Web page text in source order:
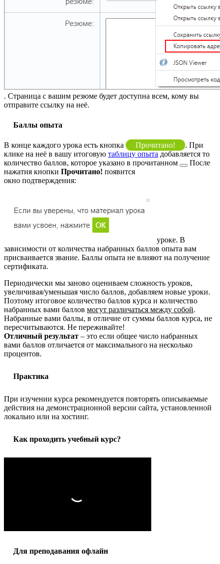
. Страница с вашим резюме будет доступна всем, кому вы
отправите ссылку на неё.
Баллы опыта
В конце каждого урока есть кнопка Прочитано!
. При
клике на неё в вашу итоговую таблицу опыта добавляется то
количество баллов, которое указано в прочитанном
После
нажатия кнопки Прочитано! появится
окно подтверждения:
уроке. В
зависимости от количества набранных баллов опыта вам
присваивается звание. Баллы опыта не влияют на получение
сертификата.
Периодически мы заново оцениваем сложность уроков,
увеличивая/уменьшая число баллов, добавляем новые уроки.
Поэтому итоговое количество баллов курса и количество
набранных вами баллов могут различаться между собой.
Набранные вами баллы, в отличие от суммы баллов курса, не
пересчитываются. Не переживайте!
Отличный результат – это если общее число набранных
вами баллов отличается от максимального на несколько
процентов.
Практика
При изучении курса рекомендуется повторять описываемые
действия на демонстрационной версии сайта, установленной
локально или на хостинг.
Как проходить учебный курс?
Для преподавания офлайн